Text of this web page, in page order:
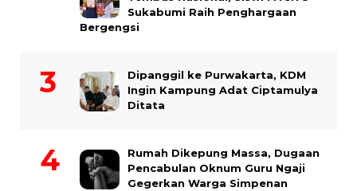
Sukabumi Raih Penghargaan
Bergengsi
Dipanggil ke Purwakarta, KDM
Ingin Kampung Adat Ciptamulya
Ditata
Rumah Dikepung Massa, Dugaan
Pencabulan Oknum Guru Ngaji
Gegerkan Warga Simpenan